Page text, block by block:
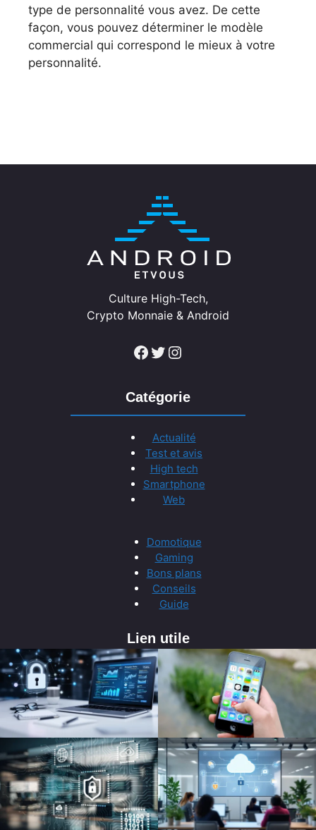
type de personnalité vous avez. De cette
façon, vous pouvez déterminer le modèle
commercial qui correspond le mieux à votre
personnalité.
Culture High-Tech,
Crypto Monnaie & Android
Facebook Twitter Instagram
Catégorie
Actualité
Test et avis
High tech
Smartphone
Web
Domotique
Gaming
Bons plans
Conseils
Guide
Lien utile